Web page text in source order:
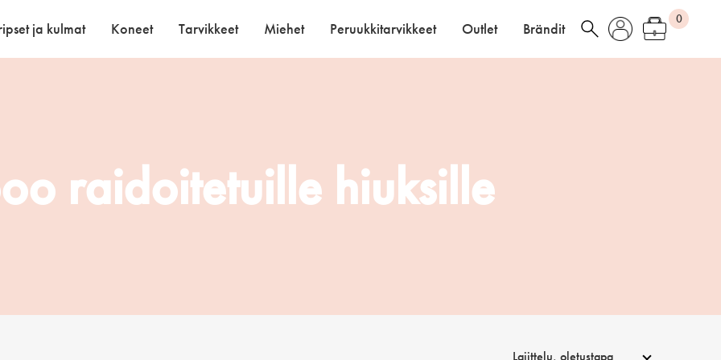
ja kulmat Koneet Tarvikkeet Miehet Peruukkitarvikkeet Outlet Brändit
0
raidoitetuille hiuksille